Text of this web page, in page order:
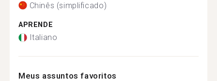
Chinês (simplificado)
APRENDE
Italiano
Meus assuntos favoritos